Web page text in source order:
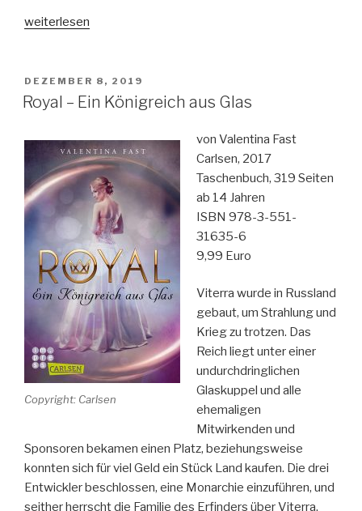
„Die
–
in
Mission“
weiterlesen
VERÖFFENTLICHT
AM
DEZEMBER 8, 2019
Royal – Ein Königreich aus Glas
Copyright: Carlsen
von Valentina Fast
Carlsen, 2017
Taschenbuch, 319 Seiten
ab 14 Jahren
ISBN 978-3-551-
31635-6
9,99 Euro
Viterra wurde in Russland
gebaut, um Strahlung und
Krieg zu trotzen. Das
Reich liegt unter einer
undurchdringlichen
Glaskuppel und alle
ehemaligen
Mitwirkenden und
Sponsoren bekamen einen Platz, beziehungsweise
konnten sich für viel Geld ein Stück Land kaufen. Die drei
Entwickler beschlossen, eine Monarchie einzuführen, und
seither herrscht die Familie des Erfinders über Viterra.